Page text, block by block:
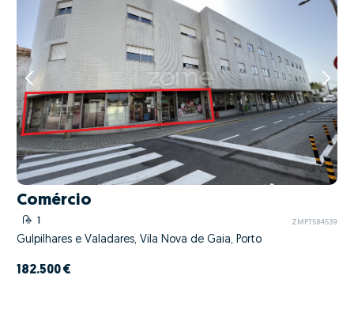
Comércio
ZMPT584539
Gulpilhares e Valadares, Vila Nova de Gaia, Porto
182.500 €